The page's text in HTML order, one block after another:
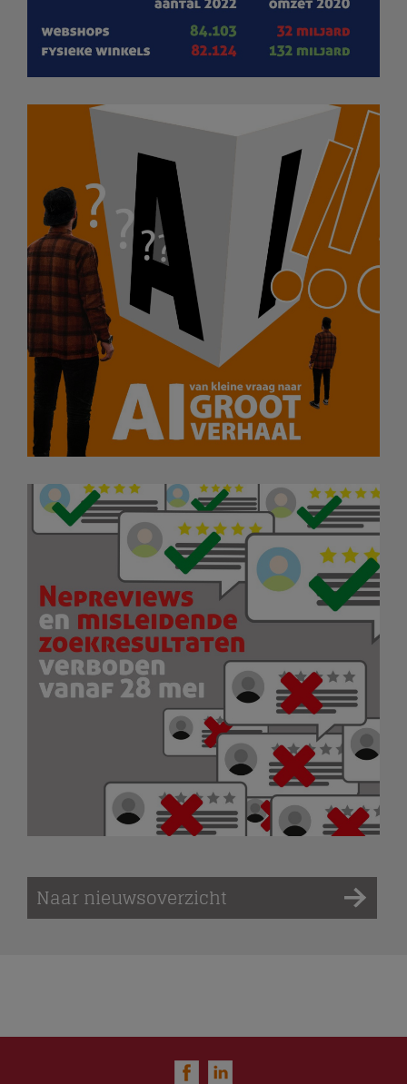
Naar nieuwsoverzicht